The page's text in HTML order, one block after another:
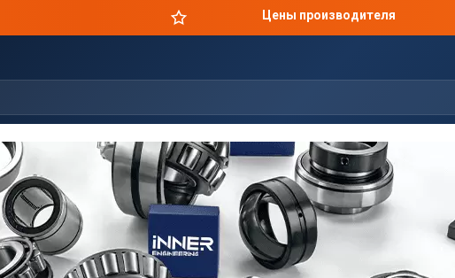
Оригинальная продукция в короткие сроки